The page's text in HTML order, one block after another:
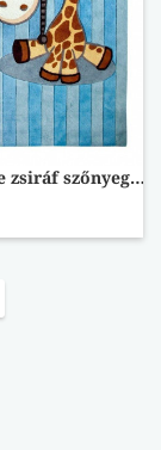
Sleepy blue zsiráf szőnyeg 90x150